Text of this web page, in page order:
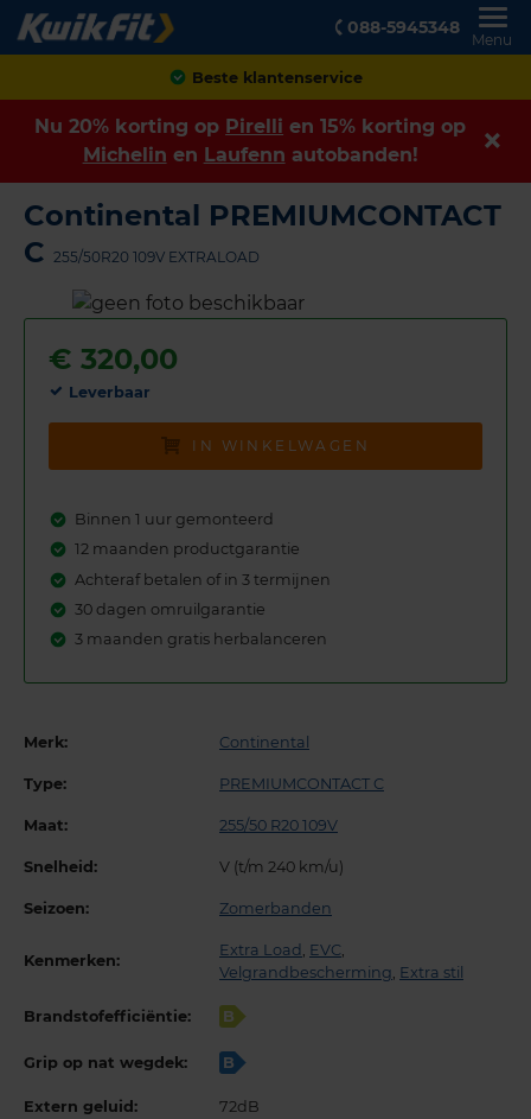
088-5945348
Menu
Achteraf betalen
Nu 20% korting op Pirelli en 15% korting op
Michelin en Laufenn autobanden!
Continental PREMIUMCONTACT
C 255/50R20 109V EXTRALOAD
€ 320,00
Leverbaar
IN WINKELWAGEN
Binnen 1 uur gemonteerd
12 maanden productgarantie
Achteraf betalen of in 3 termijnen
30 dagen omruilgarantie
3 maanden gratis herbalanceren
Merk: Continental
Type: PREMIUMCONTACT C
Maat: 255/50 R20 109V
Snelheid: V (t/m 240 km/u)
Seizoen: Zomerbanden
Kenmerken:
Extra Load EVC
Velgrandbescherming Extra stil
Brandstofefficiëntie: B
Grip op nat wegdek: B
Extern geluid: 72dB